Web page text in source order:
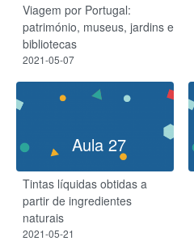
Viagem por Portugal:
património, museus, jardins e
bibliotecas
2021-05-07
Aula 27
Tintas líquidas obtidas a
partir de ingredientes
naturais
2021-05-21